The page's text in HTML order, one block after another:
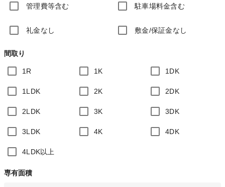
管理費等含む 駐車場料金含む
礼金なし 敷金/保証金なし
間取り
1R 1K 1DK
1LDK 2K 2DK
2LDK 3K 3DK
3LDK 4K 4DK
4LDK以上
専有面積